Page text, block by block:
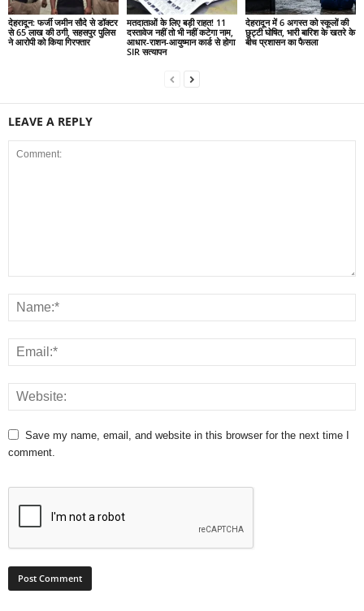
देहरादून: फर्जी जमीन सौदे से डॉक्टर
से 65 लाख की ठगी, सहसपुर पुलिस
ने आरोपी को किया गिरफ्तार
मतदाताओं के लिए बड़ी राहत! 11
दस्तावेज नहीं तो भी नहीं कटेगा नाम,
आधार-राशन-आयुष्मान कार्ड से होगा
SIR सत्यापन
देहरादून में 6 अगस्त को स्कूलों की
छुट्टी घोषित, भारी बारिश के खतरे के
बीच प्रशासन का फैसला
LEAVE A REPLY
Save my name, email, and website in this browser for the next time I
comment.